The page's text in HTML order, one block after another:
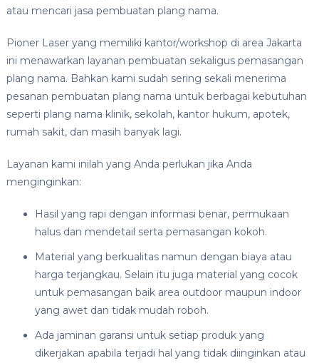
atau mencari jasa pembuatan plang nama.
Pioner Laser yang memiliki kantor/workshop di area Jakarta
ini menawarkan layanan pembuatan sekaligus pemasangan
plang nama. Bahkan kami sudah sering sekali menerima
pesanan pembuatan plang nama untuk berbagai kebutuhan
seperti plang nama klinik, sekolah, kantor hukum, apotek,
rumah sakit, dan masih banyak lagi.
Layanan kami inilah yang Anda perlukan jika Anda
menginginkan:
Hasil yang rapi dengan informasi benar, permukaan
halus dan mendetail serta pemasangan kokoh.
Material yang berkualitas namun dengan biaya atau
harga terjangkau. Selain itu juga material yang cocok
untuk pemasangan baik area outdoor maupun indoor
yang awet dan tidak mudah roboh.
Ada jaminan garansi untuk setiap produk yang
dikerjakan apabila terjadi hal yang tidak diinginkan atau